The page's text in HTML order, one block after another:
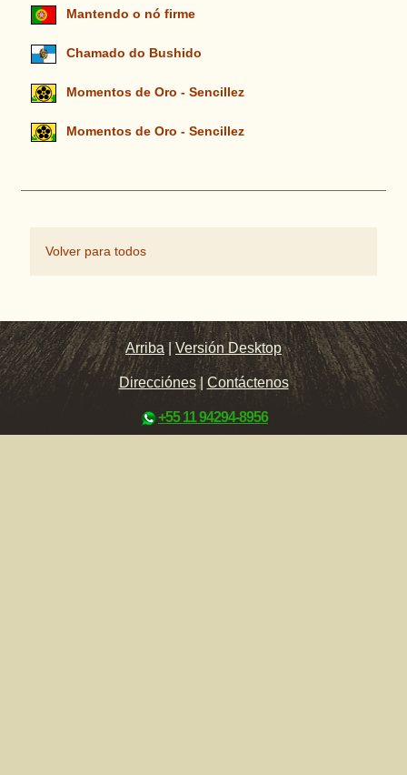
Mantendo o nó firme
Chamado do Bushido
Momentos de Oro - Sencillez
Momentos de Oro - Sencillez
Volver para todos
Arriba |Versión Desktop
Direcciónes| Contáctenos
+55 11 94294-8956